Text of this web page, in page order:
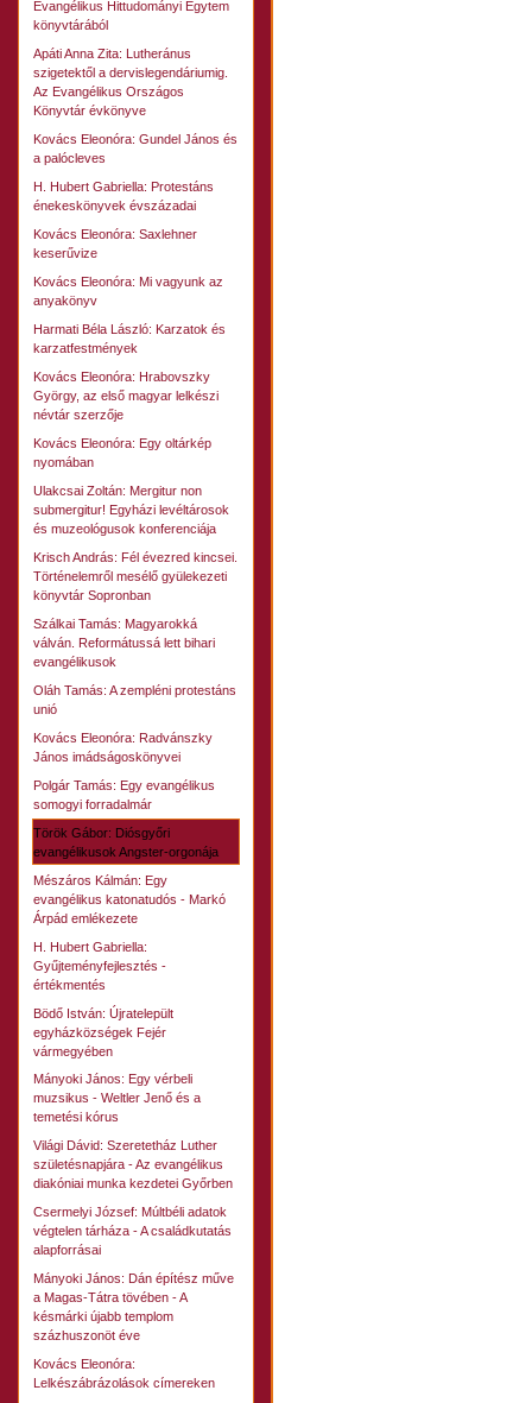
Evangélikus Hittudományi Egytem
könyvtárából
Apáti Anna Zita: Lutheránus
szigetektől a dervislegendáriumig.
Az Evangélikus Országos
Könyvtár évkönyve
Kovács Eleonóra: Gundel János és
a palócleves
H. Hubert Gabriella: Protestáns
énekeskönyvek évszázadai
Kovács Eleonóra: Saxlehner
keserűvize
Kovács Eleonóra: Mi vagyunk az
anyakönyv
Harmati Béla László: Karzatok és
karzatfestmények
Kovács Eleonóra: Hrabovszky
György, az első magyar lelkészi
névtár szerzője
Kovács Eleonóra: Egy oltárkép
nyomában
Ulakcsai Zoltán: Mergitur non
submergitur! Egyházi levéltárosok
és muzeológusok konferenciája
Krisch András: Fél évezred kincsei.
Történelemről mesélő gyülekezeti
könyvtár Sopronban
Szálkai Tamás: Magyarokká
válván. Reformátussá lett bihari
evangélikusok
Oláh Tamás: A zempléni protestáns
unió
Kovács Eleonóra: Radvánszky
János imádságoskönyvei
Polgár Tamás: Egy evangélikus
somogyi forradalmár
Török Gábor: Diósgyőri
evangélikusok Angster-orgonája
Mészáros Kálmán: Egy
evangélikus katonatudós - Markó
Árpád emlékezete
H. Hubert Gabriella:
Gyűjteményfejlesztés -
értékmentés
Bödő István: Újratelepült
egyházközségek Fejér
vármegyében
Mányoki János: Egy vérbeli
muzsikus - Weltler Jenő és a
temetési kórus
Világi Dávid: Szeretetház Luther
születésnapjára - Az evangélikus
diakóniai munka kezdetei Győrben
Csermelyi József: Múltbéli adatok
végtelen tárháza - A családkutatás
alapforrásai
Mányoki János: Dán építész műve
a Magas-Tátra tövében - A
késmárki újabb templom
százhuszonöt éve
Kovács Eleonóra:
Lelkészábrázolások címereken